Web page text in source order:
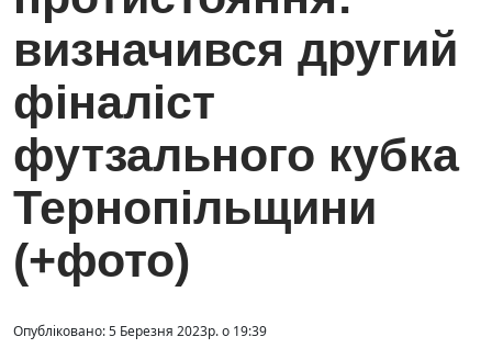
визначився другий
фіналіст
футзального кубка
Тернопільщини
(+фото)
Опубліковано: 5 Березня 2023р. о 19:39